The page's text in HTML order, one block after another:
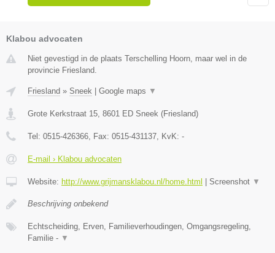
Klabou advocaten
Niet gevestigd in de plaats Terschelling Hoorn, maar wel in de
provincie Friesland.
Friesland » Sneek Google maps ▼
Grote Kerkstraat 15 8601 ED Sneek (Friesland)
Tel: 0515-426366 , Fax: 0515-431137 , KvK: -
E-mail › Klabou advocaten
Website: http://www.grijmansklabou.nl/home.html Screenshot ▼
Beschrijving onbekend
Echtscheiding, Erven, Familieverhoudingen, Omgangsregeling,
Familie - ▼